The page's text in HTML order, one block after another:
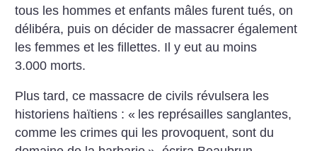
tous les hommes et enfants mâles furent tués, on
délibéra, puis on décider de massacrer également
les femmes et les fillettes. Il y eut au moins
3.000 morts.
Plus tard, ce massacre de civils révulsera les
historiens haïtiens : « les représailles sanglantes,
comme les crimes qui les provoquent, sont du